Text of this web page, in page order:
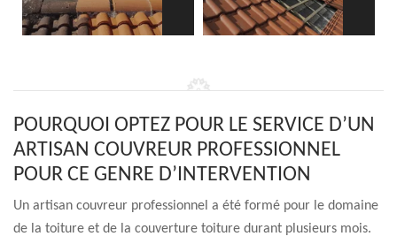
POURQUOI OPTEZ POUR LE SERVICE D’UN
ARTISAN COUVREUR PROFESSIONNEL
POUR CE GENRE D’INTERVENTION
Un artisan couvreur professionnel a été formé pour le domaine
de la toiture et de la couverture toiture durant plusieurs mois.